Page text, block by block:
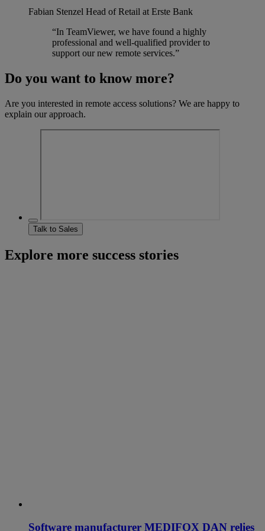
Fabian Stenzel Head of Retail at Erste Bank
“In TeamViewer, we have found a highly
professional and well-qualified provider to
support our new remote services.”
Do you want to know more?
Are you interested in remote access solutions? We are happy to
explain our approach.
Talk to Sales
Explore more success stories
Software manufacturer MEDIFOX DAN relies